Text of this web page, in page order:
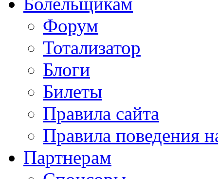
Форум
Тотализатор
Блоги
Билеты
Правила сайта
Правила поведения
Партнерам